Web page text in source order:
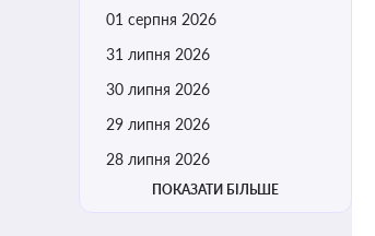
01 серпня 2026
31 липня 2026
30 липня 2026
29 липня 2026
28 липня 2026
ПОКАЗАТИ БІЛЬШЕ